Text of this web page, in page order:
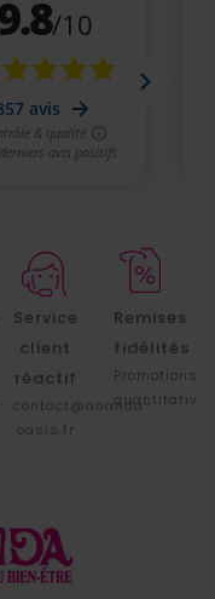
Service
client
réactif
contact@ananda-
oasis.fr
Remises
fidélités
Promotions